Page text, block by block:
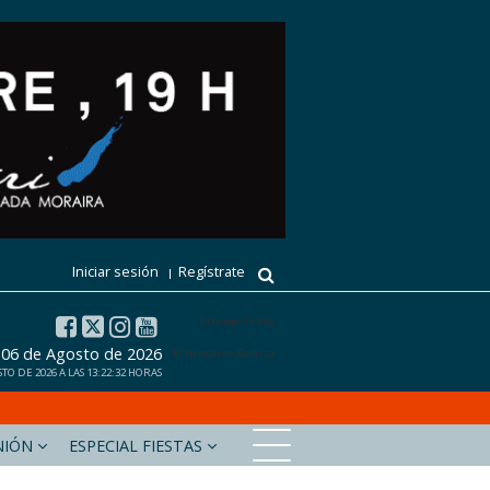
Iniciar sesión Regístrate
El tiempo 15 días
El tiempo en Benissa
06 de Agosto de 2026
DE 2026 A LAS 13:22:32 HORAS
xabiaaldia.com Marinabaixadigital.com
ESPECIAL FIESTAS